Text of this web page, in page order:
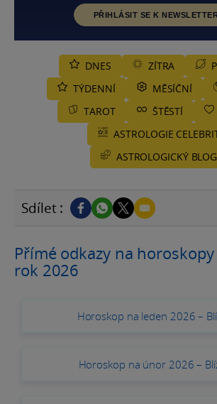
PŘIHLÁSIT SE K
DNES ZÍTRA
TÝDENNÍ
MĚSÍČNÍ
TAROT
ŠTĚSTÍ
ASTROLOGIE
ASTROLOGICKÝ BLOG
Sdílet :
Přímé odkazy na
rok 2026
Horoskop na leden 2026 –
Horoskop na únor 2026 –